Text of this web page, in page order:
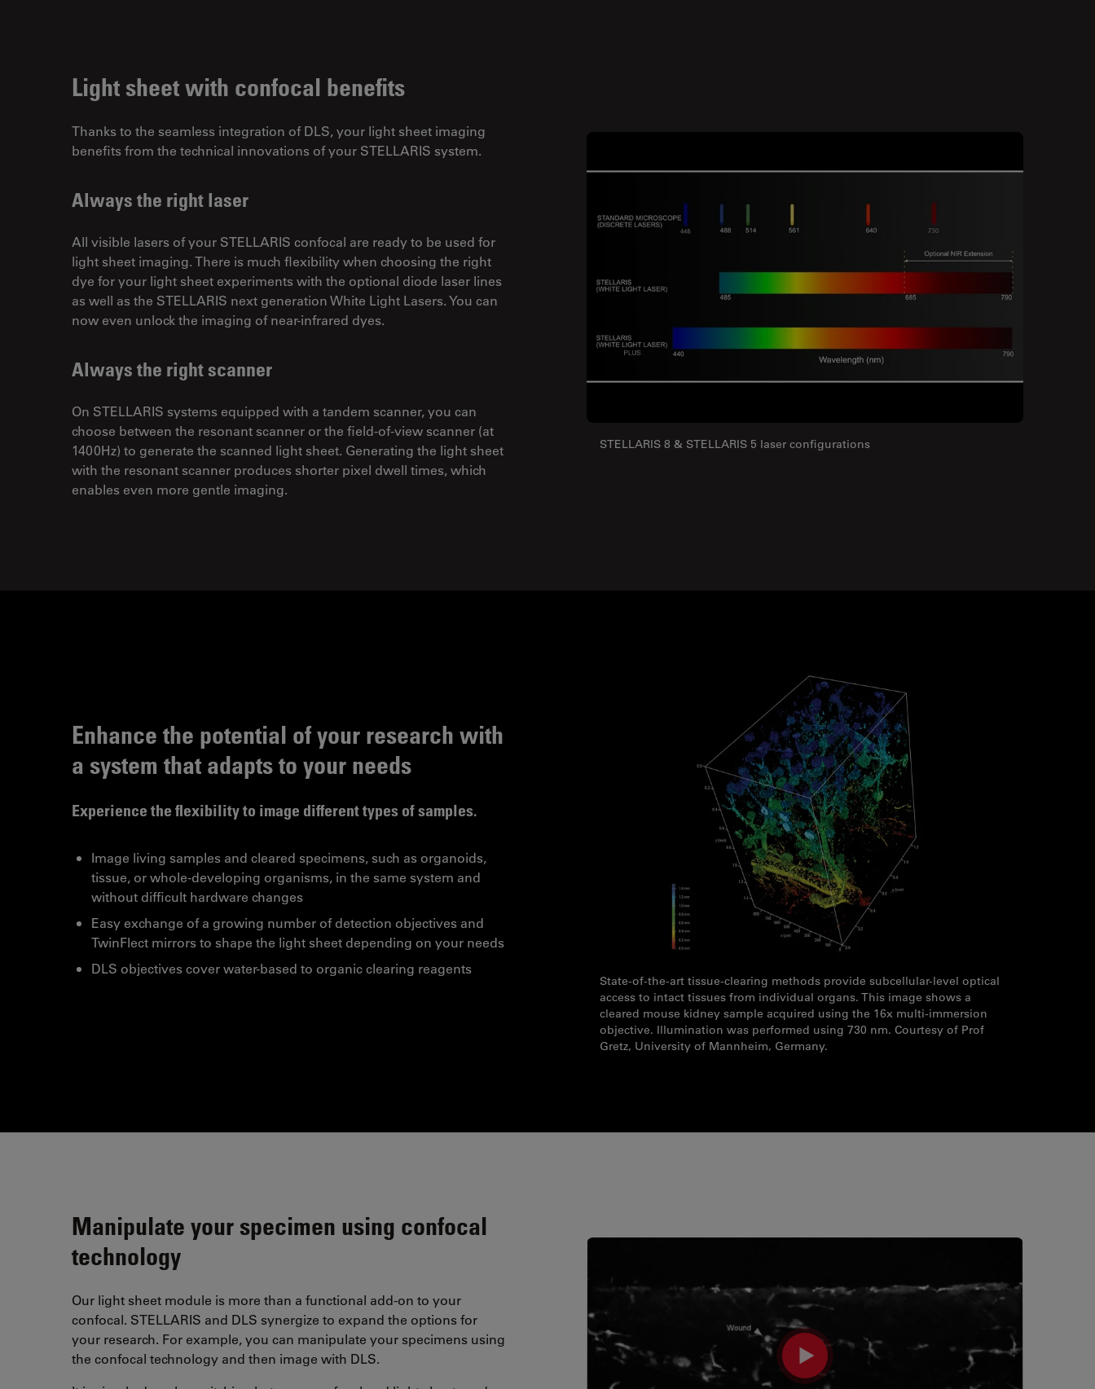
Light sheet with confocal benefits
Thanks to the seamless integration of DLS, your light sheet imaging
benefits from the technical innovations of your STELLARIS system.
Always the right laser
All visible lasers of your STELLARIS confocal are ready to be used for
light sheet imaging. There is much flexibility when choosing the right
dye for your light sheet experiments with the optional diode laser lines
as well as the STELLARIS next generation White Light Lasers. You can
now even unlock the imaging of near-infrared dyes.
Always the right scanner
On STELLARIS systems equipped with a tandem scanner, you can
choose between the resonant scanner or the field-of-view scanner (at
1400Hz) to generate the scanned light sheet. Generating the light sheet
with the resonant scanner produces shorter pixel dwell times, which
enables even more gentle imaging.
STELLARIS 8 & STELLARIS 5 laser configurations
Enhance the potential of your research with
a system that adapts to your needs
Experience the flexibility to image different types of samples.
Image living samples and cleared specimens, such as organoids,
tissue, or whole-developing organisms, in the same system and
without difficult hardware changes
Easy exchange of a growing number of detection objectives and
TwinFlect mirrors to shape the light sheet depending on your needs
DLS objectives cover water-based to organic clearing reagents
State-of-the-art tissue-clearing methods provide subcellular-level optical
access to intact tissues from individual organs. This image shows a
cleared mouse kidney sample acquired using the 16x multi-immersion
objective. Illumination was performed using 730 nm. Courtesy of Prof
Gretz, University of Mannheim, Germany.
Manipulate your specimen using confocal
technology
Our light sheet module is more than a functional add-on to your
confocal. STELLARIS and DLS synergize to expand the options for
your research. For example, you can manipulate your specimens using
the confocal technology and then image with DLS.